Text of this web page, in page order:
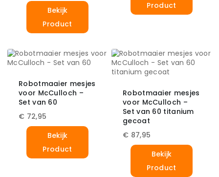
Bekijk
Product
Product
Robotmaaier mesjes
voor McCulloch –
Set van 60
€ 72,95
Bekijk
Product
Robotmaaier mesjes
voor McCulloch –
Set van 60 titanium
gecoat
€ 87,95
Bekijk
Product